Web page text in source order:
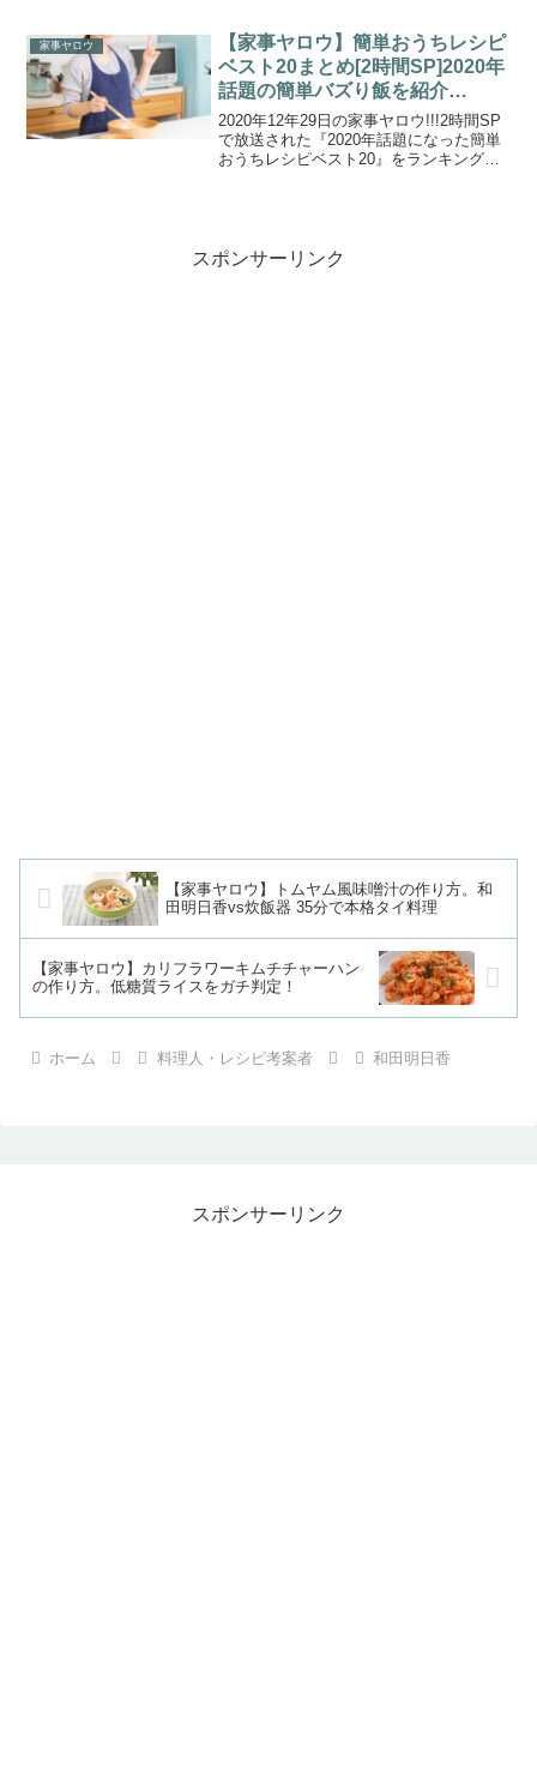
ロウ＆ロッチ中岡さんが初潜入！ひと手
間でフライ...
家事ヤロウ
【家事ヤロウ】簡単おうちレシピ
ベスト20まとめ[2時間SP]2020年
話題の簡単バズり飯を紹介
(2020.12.29)
2020年12年29日の家事ヤロウ!!!2時間SP
で放送された『2020年話題になった簡単
おうちレシピベスト20』をランキング形
スポンサーリンク
【家事ヤロウ】トムヤム風味噌汁の作り方。和
田明日香vs炊飯器 35分で本格タイ料理
【家事ヤロウ】カリフラワーキムチチャーハン
の作り方。低糖質ライスをガチ判定！
ホーム 料理人・レシピ考案者 和田明日香
スポンサーリンク